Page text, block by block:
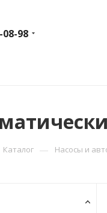
08-98
Каталог — Насосы и